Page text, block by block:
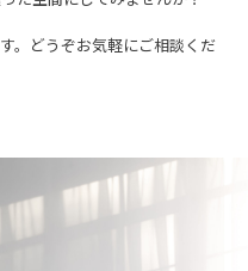
。どうぞお気軽にご相談くだ